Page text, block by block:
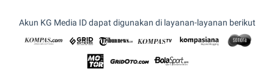
Akun KG Media ID dapat digunakan di layanan-layanan berikut